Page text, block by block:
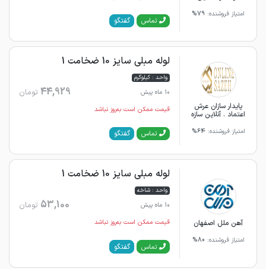
امتیاز فروشنده: 79%
تماس گفتگو
پایدار سازان عرش
اعتماد . آنلاین سازه
امتیاز فروشنده:64%
لوله مبلی سایز 10 ضخامت 1
واحد : کیلوگرم
10 ماه پیش
44,929 تومان
قیمت ممکن است به‌روز نباشد
تماس گفتگو
آهن ملل اصفهان
امتیاز فروشنده: 80%
لوله مبلی سایز 10 ضخامت 1
واحد : شاخه
10 ماه پیش
53,100 تومان
قیمت ممکن است به‌روز نباشد
تماس گفتگو